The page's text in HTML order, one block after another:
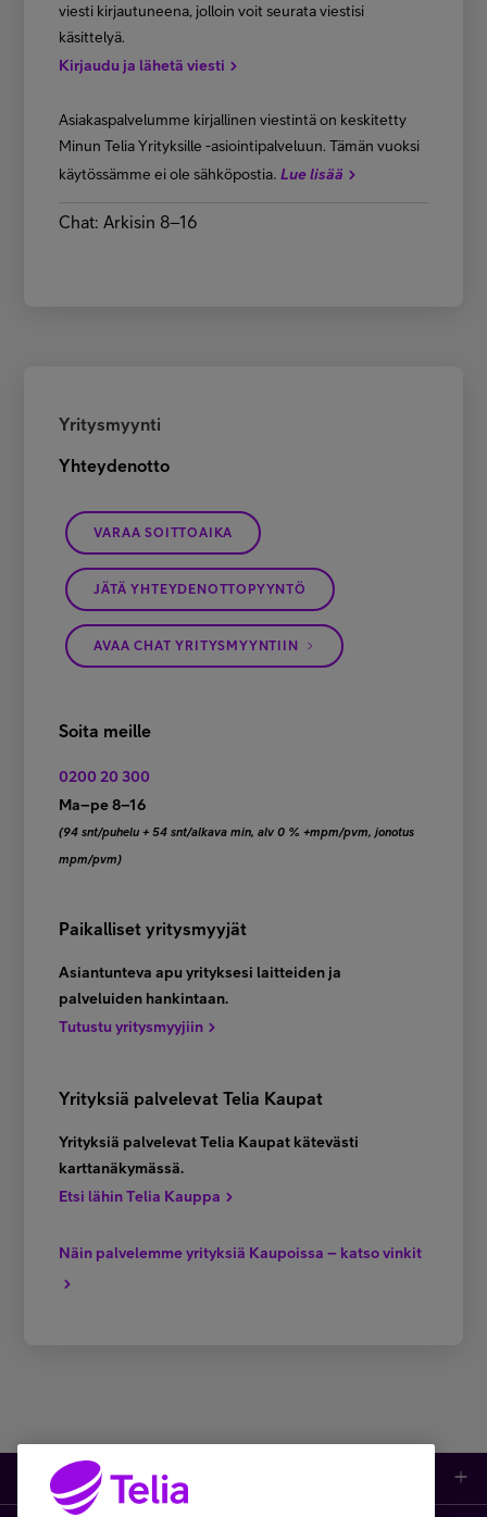
viesti kirjautuneena, jolloin voit seurata viestisi
käsittelyä.
Kirjaudu ja lähetä viesti
Asiakaspalvelumme kirjallinen viestintä on keskitetty
Minun Telia Yrityksille -asiointipalveluun. Tämän vuoksi
käytössämme ei ole sähköpostia. Lue lisää
Chat: Arkisin 8–16
Yritysmyynti
Yhteydenotto
VARAA SOITTOAIKA
JÄTÄ YHTEYDENOTTOPYYNTÖ
AVAA CHAT YRITYSMYYNTIIN
Soita meille
0200 20 300
Ma–pe 8–16
(94 snt/puhelu + 54 snt/alkava min, alv 0 % +mpm/pvm, jonotus
mpm/pvm)
Paikalliset yritysmyyjät
Asiantunteva apu yrityksesi laitteiden ja
palveluiden hankintaan.
Tutustu yritysmyyjiin
Yrityksiä palvelevat Telia Kaupat
Yrityksiä palvelevat Telia Kaupat kätevästi
karttanäkymässä.
Etsi lähin Telia Kauppa
Näin palvelemme yrityksiä Kaupoissa – katso vinkit
Tuotteet